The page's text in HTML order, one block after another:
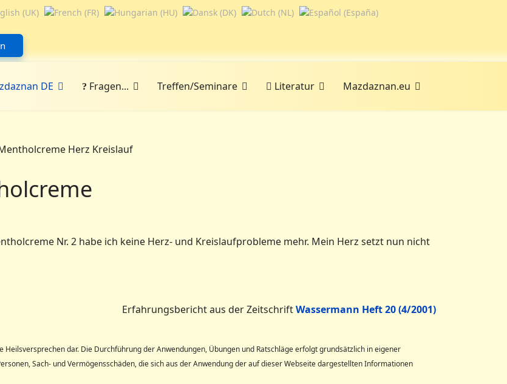
DE Fragen... Treffen/Seminare Literatur Mazdaznan.eu
Nr. 2 habe ich keine Herz- und Kreislaufprobleme mehr. Mein Herz setzt nun nicht
Erfahrungsbericht aus der ZeitschriftWassermann Heft 20 (4/2001)
dar. Die Durchführung der Anwendungen, Übungen und Ratschläge erfolgt grundsätzlich in eigener
Sach- und Vermögensschäden, die sich aus der Anwendung der auf dieser Webseite dargestellten Informationen